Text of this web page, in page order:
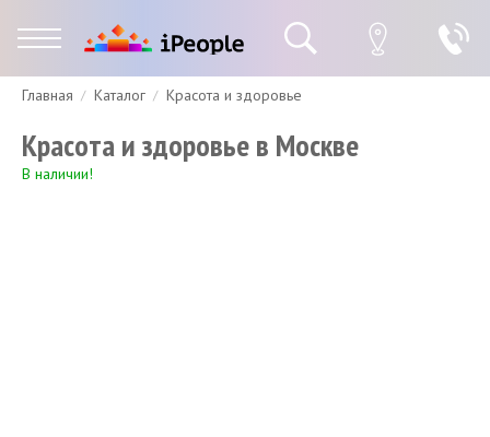
Гарантия Доставка и оплата Спецпредложения
Главная Каталог Красота и здоровье
Красота и здоровье в Москве
В наличии!